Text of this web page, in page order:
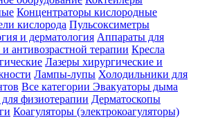
Концентраторы кислородные
кислорода Пульсоксиметры
и дерматология Аппараты для
антивозрастной терапии Кресла
Лазеры хирургические и
Лампы-лупы Холодильники для
Все категории Эвакуаторы дыма
физиотерапии Дерматоскопы
Коагуляторы (электрокоагуляторы)